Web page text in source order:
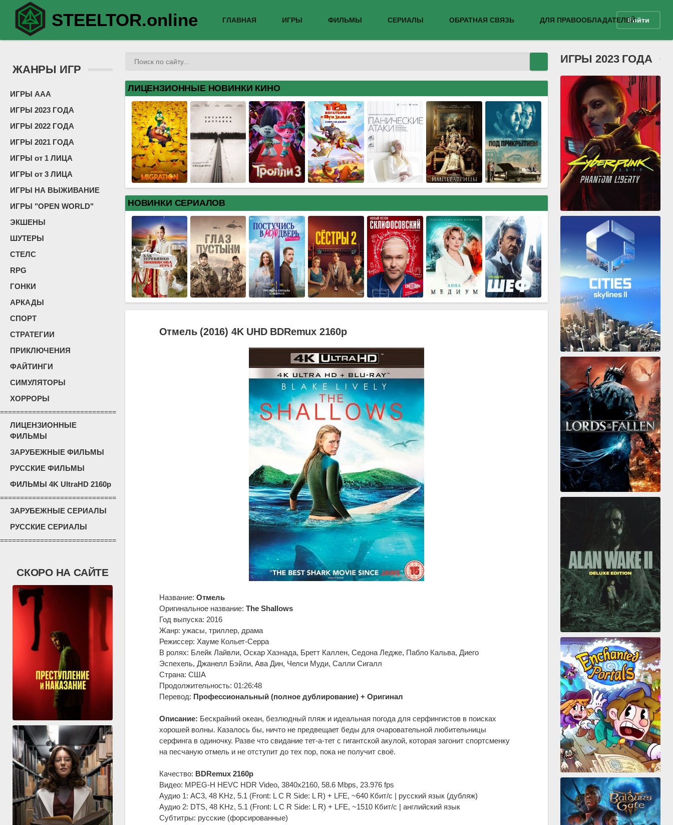
STEELTOR.online ГЛАВНАЯ ИГРЫ ФИЛЬМЫ СЕРИАЛЫ ОБРАТНАЯ СВЯЗЬ ДЛЯ ПРАВООБЛАДАТЕЛЕЙВойти
ЖАНРЫ ИГР
ИГРЫ ААА
ИГРЫ 2023 ГОДА
ИГРЫ 2022 ГОДА
ИГРЫ 2021 ГОДА
ИГРЫ от 1 ЛИЦА
ИГРЫ от 3 ЛИЦА
ИГРЫ НА ВЫЖИВАНИЕ
ИГРЫ "OPEN WORLD"
ЭКШЕНЫ
ШУТЕРЫ
СТЕЛС
RPG
ГОНКИ
АРКАДЫ
СПОРТ
СТРАТЕГИИ
ПРИКЛЮЧЕНИЯ
ФАЙТИНГИ
СИМУЛЯТОРЫ
ХОРРОРЫ
=============================
ЛИЦЕНЗИОННЫЕ
ФИЛЬМЫ
ЗАРУБЕЖНЫЕ ФИЛЬМЫ
РУССКИЕ ФИЛЬМЫ
ФИЛЬМЫ 4K UltraHD 2160p
=============================
ЗАРУБЕЖНЫЕ СЕРИАЛЫ
РУССКИЕ СЕРИАЛЫ
=============================
СКОРО НА САЙТЕ
ЛИЦЕНЗИОННЫЕ НОВИНКИ КИНО
НОВИНКИ СЕРИАЛОВ
Отмель (2016) 4K UHD BDRemux 2160p
Название: Отмель
Оригинальное название: Thе Shаllоws
Год выпуска: 2016
Жанр: ужасы, триллер, драма
Режиссер: Хауме Кольет-Серра
В ролях: Блейк Лайвли, Оскар Хаэнада, Бретт Каллен, Седона Ледже, Пабло Кальва, Диего
Эспехель, Джанелл Бэйли, Ава Дин, Челси Муди, Салли Сигалл
Страна: США
Продолжительность: 01:26:48
Перевод: Профессиональный (полное дублирование) + Оригинал
Описание: Бескрайний океан, безлюдный пляж и идеальная погода для серфингистов в поисках
хорошей волны. Казалось бы, ничто не предвещает беды для очаровательной любительницы
серфинга в одиночку. Разве что свидание тет-а-тет с гигантской акулой, которая загонит спортсменку
на песчаную отмель и не отступит до тех пор, пока не получит своё.
Качество: BDRemux 2160p
Видео: MPEG-H HEVC HDR Video, 3840x2160, 58.6 Mbps, 23.976 fps
Аудио 1: AC3, 48 KHz, 5.1 (Front: L С R Side: L R) + LFE, ~640 Кбит/с | русский язык (дубляж)
Аудио 2: DTS, 48 KHz, 5.1 (Front: L С R Side: L R) + LFE, ~1510 Кбит/с | английский язык
Субтитры: русские (форсированные)
ИГРЫ 2023 ГОДА